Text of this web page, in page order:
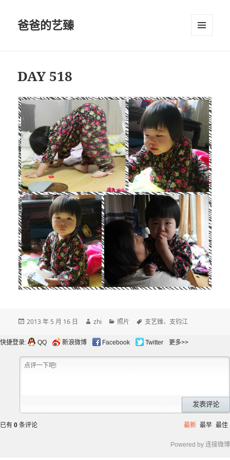
爸爸的艺臻
DAY 518
发
于
2013 年 5 月 16 日
作
zhi
分
照片
标
支艺臻、 支钧江
快捷登录: QQ 新浪微博 Facebook Twitter 更多>>
发表评论
已有 0 条评论 最新 最早 最佳
Powered by 连接微博